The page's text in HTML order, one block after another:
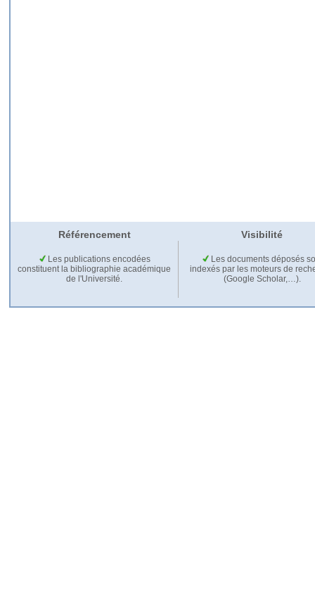
Référencement Visibilité
Les publications encodées
constituent la bibliographie académique
de l'Université.
Les documents déposés
indexés par les moteurs de
(Google Scholar,…).